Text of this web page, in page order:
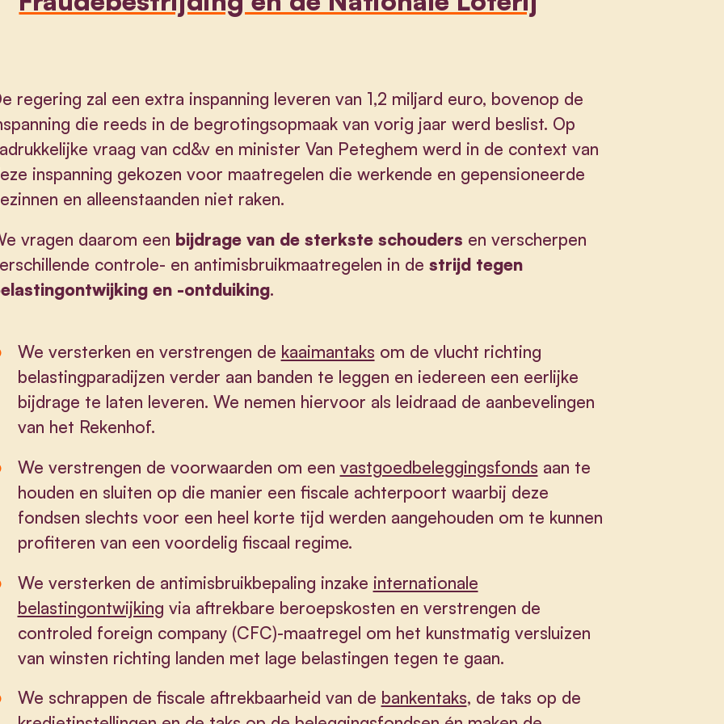
regering zal een extra inspanning leveren van 1,2 miljard euro, bovenop de
die reeds in de begrotingsopmaak van vorig jaar werd beslist. Op
vraag van cd&v en minister Van Peteghem werd in de context van
inspanning gekozen voor maatregelen die werkende en gepensioneerde
en alleenstaanden niet raken.
vragen daarom een bijdrage van de sterkste schouders en verscherpen
controle- en antimisbruikmaatregelen in de strijd tegen
en -ontduiking.
We versterken en verstrengen de kaaimantaks om de vlucht richting
belastingparadijzen verder aan banden te leggen en iedereen een eerlijke
bijdrage te laten leveren. We nemen hiervoor als leidraad de aanbevelingen
van het Rekenhof.
We verstrengen de voorwaarden om een vastgoedbeleggingsfonds aan te
houden en sluiten op die manier een fiscale achterpoort waarbij deze
fondsen slechts voor een heel korte tijd werden aangehouden om te kunnen
profiteren van een voordelig fiscaal regime.
We versterken de antimisbruikbepaling inzake internationale
belastingontwijking via aftrekbare beroepskosten en verstrengen de
controled foreign company (CFC)-maatregel om het kunstmatig versluizen
van winsten richting landen met lage belastingen tegen te gaan.
We schrappen de fiscale aftrekbaarheid van de bankentaks, de taks op de